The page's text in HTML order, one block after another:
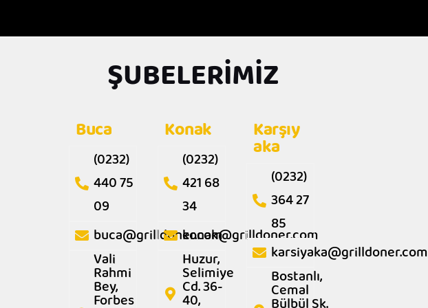
ŞUBELERİMİZ
Buca
(0232)
440 75
09
buca@grilldoner.com
Vali
Rahmi
Bey,
Forbes
Konak
(0232)
421 68
34
konak@grilldoner.com
Huzur,
Selimiye
Cd. 36-
40,
Karşıy
aka
(0232)
364 27
85
karsiyaka@grilldoner.com
Bostanlı,
Cemal